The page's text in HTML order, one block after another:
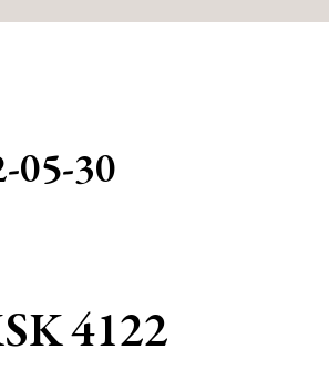
05-30
4122